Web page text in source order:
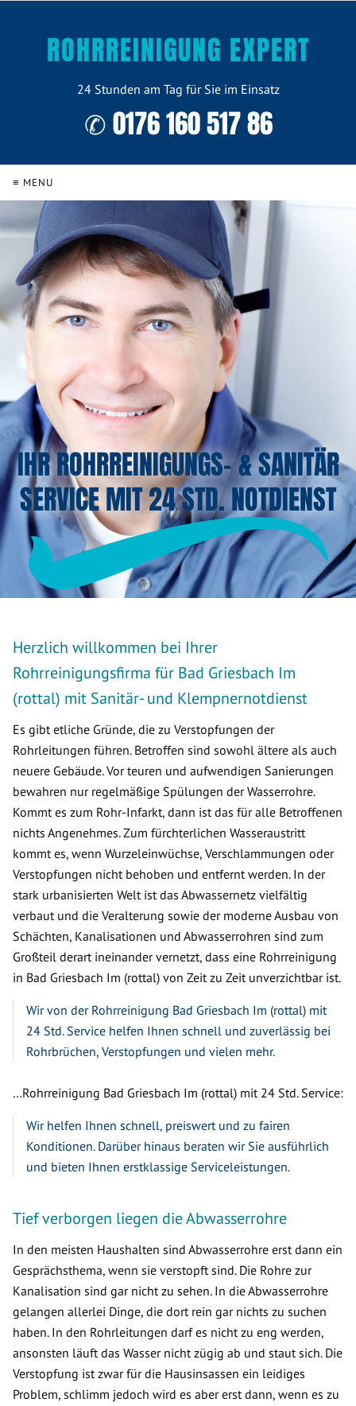
ROHRREINIGUNG EXPERT
24 Stunden am Tag für Sie im Einsatz
✆ 0176 160 517 86
≡ MENU
IHR ROHRREINIGUNGS- & SANITÄR
SERVICE MIT 24 STD. NOTDIENST
Herzlich willkommen bei Ihrer
Rohrreinigungsfirma für Bad Griesbach Im
(rottal) mit Sanitär- und Klempnernotdienst
Es gibt etliche Gründe, die zu Verstopfungen der
Rohrleitungen führen. Betroffen sind sowohl ältere als auch
neuere Gebäude. Vor teuren und aufwendigen Sanierungen
bewahren nur regelmäßige Spülungen der Wasserrohre.
Kommt es zum Rohr-Infarkt, dann ist das für alle Betroffenen
nichts Angenehmes. Zum fürchterlichen Wasseraustritt
kommt es, wenn Wurzeleinwüchse, Verschlammungen oder
Verstopfungen nicht behoben und entfernt werden. In der
stark urbanisierten Welt ist das Abwassernetz vielfältig
verbaut und die Veralterung sowie der moderne Ausbau von
Schächten, Kanalisationen und Abwasserrohren sind zum
Großteil derart ineinander vernetzt, dass eine Rohrreinigung
in Bad Griesbach Im (rottal) von Zeit zu Zeit unverzichtbar ist.
Wir von der Rohrreinigung Bad Griesbach Im (rottal) mit
24 Std. Service helfen Ihnen schnell und zuverlässig bei
Rohrbrüchen, Verstopfungen und vielen mehr.
…Rohrreinigung Bad Griesbach Im (rottal) mit 24 Std. Service:
Wir helfen Ihnen schnell, preiswert und zu fairen
Konditionen. Darüber hinaus beraten wir Sie ausführlich
und bieten Ihnen erstklassige Serviceleistungen.
Tief verborgen liegen die Abwasserrohre
In den meisten Haushalten sind Abwasserrohre erst dann ein
Gesprächsthema, wenn sie verstopft sind. Die Rohre zur
Kanalisation sind gar nicht zu sehen. In die Abwasserrohre
gelangen allerlei Dinge, die dort rein gar nichts zu suchen
haben. In den Rohrleitungen darf es nicht zu eng werden,
ansonsten läuft das Wasser nicht zügig ab und staut sich. Die
Verstopfung ist zwar für die Hausinsassen ein leidiges
Problem, schlimm jedoch wird es aber erst dann, wenn es zu